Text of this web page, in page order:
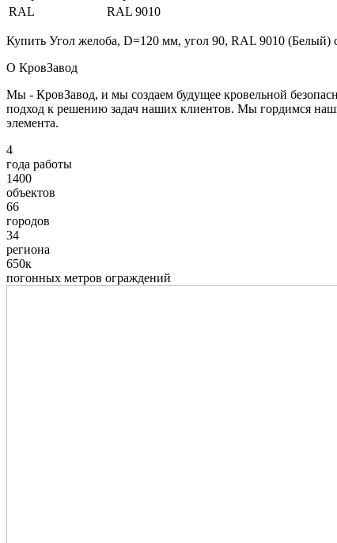
RAL
RAL 9010
Купить Угол желоба, D=120 мм, угол 90, RAL 9010
О КровЗавод
Мы - КровЗавод, и мы создаем будущее кровельной
подход к решению задач наших клиентов. Мы гордимся
элемента.
4
года работы
1400
объектов
66
городов
34
региона
650к
погонных метров ограждений